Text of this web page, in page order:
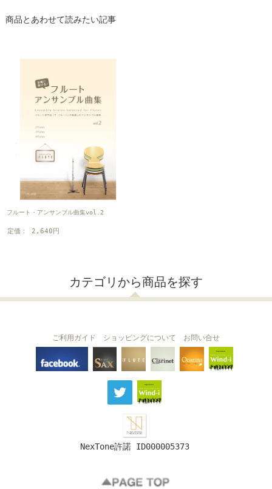
商品とあわせて読みたい記事
フルート・アンサンブル曲集vol.2
定価： 2,640円
カテゴリから商品を探す
THE SAX The Clarinet
Ocarina
ご利用ガイド ショッピングについて お問い合せ
NexTone許諾 ID000005373